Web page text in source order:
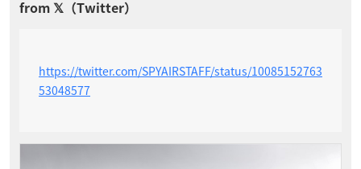
https://twitter.com/SPYAIRSTAFF/status/10085152763
53048577